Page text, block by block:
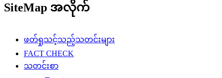
SiteMap အလိုက်
ဖတ်ရှုသင့်သည့်သတင်းများ
FACT CHECK
သတင်းစာ